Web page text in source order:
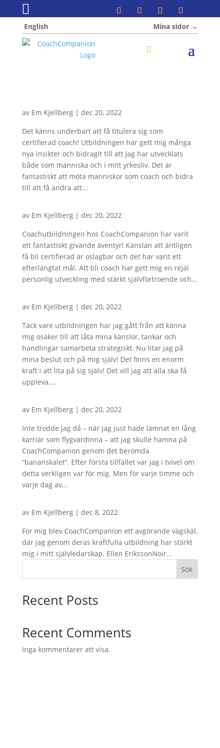

English Mina sidor →︎
av Em Kjellberg| dec 20, 2022
Det känns underbart att få titulera sig som
certifierad coach! Utbildningen har gett mig många
nya insikter och bidragit till att jag har utvecklats
både som människa och i mitt yrkesliv. Det är
fantastiskt att möta människor som coach och bidra
till att få andra att...
av Em Kjellberg| dec 20, 2022
Coachutbildningen hos CoachCompanion har varit
ett fantastiskt givande äventyr! Känslan att äntligen
få bli certifierad är oslagbar och det har varit ett
efterlängtat mål. Att bli coach har gett mig en rejäl
personlig utveckling med stärkt självförtroende och...
av Em Kjellberg| dec 20, 2022
Tack vare utbildningen har jag gått från att känna
mig osäker till att låta mina känslor, tankar och
handlingar samarbeta strategiskt. Nu litar jag på
mina beslut och på mig själv! Det finns en enorm
kraft i att lita på sig själv! Det vill jag att alla ska få
uppleva....
av Em Kjellberg| dec 20, 2022
Inte trodde jag då – när jag just hade lämnat en lång
karriär som flygvärdinna – att jag skulle hamna på
CoachCompanion genom det berömda
”bananskalet”. Efter första tillfället var jag i tvivel om
detta verkligen var för mig. Men för varje timme och
varje dag av...
av Em Kjellberg| dec 8, 2022
För mig blev CoachCompanion ett avgörande vägskäl,
där jag genom deras kraftfulla utbildning har stärkt
mig i mitt självledarskap. Ellen ErikssonNoir...
Sök
Recent Posts
Recent Comments
Inga kommentarer att visa.